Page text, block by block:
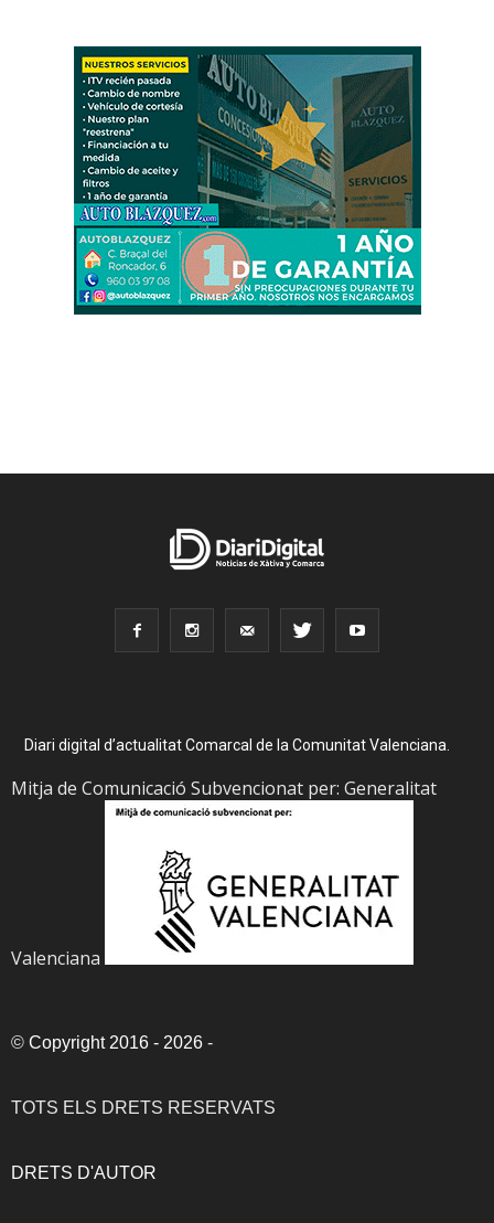
Diari digital d’actualitat Comarcal de la Comunitat Valenciana.
Mitja de Comunicació Subvencionat per: Generalitat
Valenciana
© Copyright 2016 - 2026 -
TOTS ELS DRETS RESERVATS
DRETS D'AUTOR